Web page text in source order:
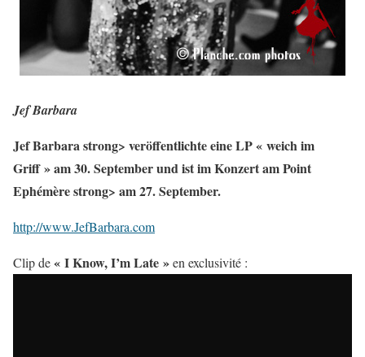
Jef Barbara
Jef Barbara strong> veröffentlichte eine LP « weich im
Griff » am 30. September und ist im Konzert am Point
Ephémèrestrong> am 27. September.
http://www.JefBarbara.com
Clip de« I Know, I’m Late »en exclusivité :